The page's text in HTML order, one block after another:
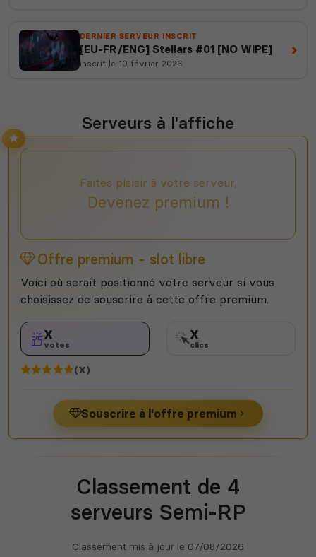
DERNIER SERVEUR INSCRIT
[EU-FR/ENG] Stellars #01 [NO WIPE]
inscrit le 10 février 2026
›
Serveurs à l'affiche
Faites plaisir à votre serveur,
Devenez premium !
Offre premium - slot libre
Voici où serait positionné votre serveur si vous
choisissez de souscrire à cette offre premium.
X
votes
X
clics
(X)
Souscrire à l'offre premium
Classement de 4
serveurs Semi-RP
Classement mis à jour le 07/08/2026